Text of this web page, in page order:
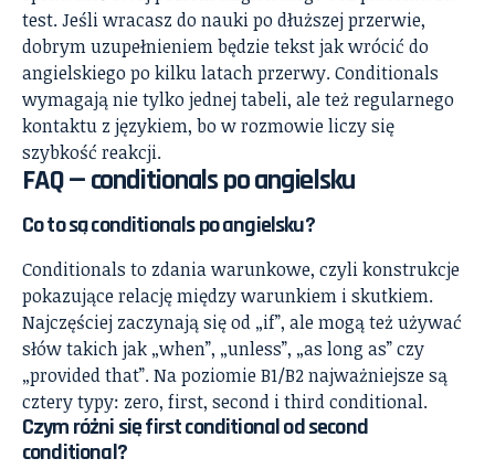
test. Jeśli wracasz do nauki po dłuższej przerwie,
dobrym uzupełnieniem będzie tekstjak wrócić do
angielskiego po kilku latach przerwy. Conditionals
wymagają nie tylko jednej tabeli, ale też regularnego
kontaktu z językiem, bo w rozmowie liczy się
szybkość reakcji.
FAQ — conditionals po angielsku
Co to są conditionals po angielsku?
Conditionals to zdania warunkowe, czyli konstrukcje
pokazujące relację między warunkiem i skutkiem.
Najczęściej zaczynają się od „if”, ale mogą też używać
słów takich jak „when”, „unless”, „as long as” czy
„provided that”. Na poziomie B1/B2 najważniejsze są
cztery typy: zero, first, second i third conditional.
Czym różni się first conditional od second
conditional?